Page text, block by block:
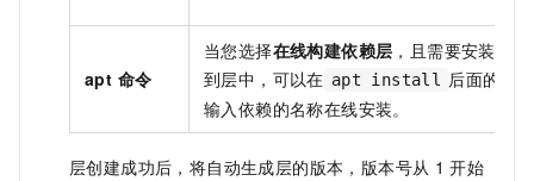
apt 命令
当您选择在线构建依赖层 ，且需要安装部
到层中，可以在 apt install 后面的输
输入依赖的名称在线安装。
层创建成功后，将自动生成层的版本，版本号从 1 开始